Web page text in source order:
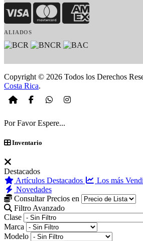
Visa MasterCardAmerican Express
ALIADOS
Copyright © 2026 Todos los Derechos
Costa Rica.
Por Favor Espere...
Inventario
Destacados
Artículos Destacados
Los más
Novedades
Consultar Precios en
Filtro Avanzado
Clase
Marca
Modelo